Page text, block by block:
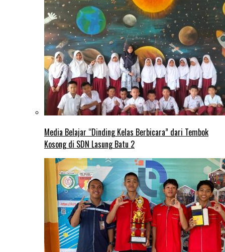
Media Belajar “Dinding Kelas Berbicara” dari Tembok
Kosong di SDN Lasung Batu 2